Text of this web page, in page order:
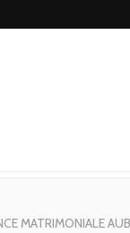
MATRIMONIALE